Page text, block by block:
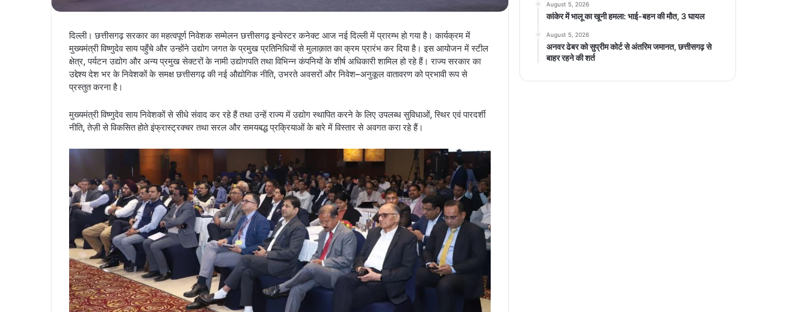
दिल्ली। छत्तीसगढ़ सरकार का महत्वपूर्ण निवेशक सम्मेलन छत्तीसगढ़ इन्वेस्टर कनेक्ट आज नई दिल्ली में प्रारम्भ हो गया है। कार्यक्रम में
मुख्यमंत्री विष्णुदेव साय पहुँचे और उन्होंने उद्योग जगत के प्रमुख प्रतिनिधियों से मुलाक़ात का क्रम प्रारंभ कर दिया है। इस आयोजन में स्टील
क्षेत्र, पर्यटन उद्योग और अन्य प्रमुख सेक्टरों के नामी उद्योगपति तथा विभिन्न कंपनियों के शीर्ष अधिकारी शामिल हो रहे हैं। राज्य सरकार का
उद्देश्य देश भर के निवेशकों के समक्ष छत्तीसगढ़ की नई औद्योगिक नीति, उभरते अवसरों और निवेश–अनुकूल वातावरण को प्रभावी रूप से
प्रस्तुत करना है।
मुख्यमंत्री विष्णुदेव साय निवेशकों से सीधे संवाद कर रहे हैं तथा उन्हें राज्य में उद्योग स्थापित करने के लिए उपलब्ध सुविधाओं, स्थिर एवं पारदर्शी
नीति, तेज़ी से विकसित होते इंफ्रास्ट्रक्चर तथा सरल और समयबद्ध प्रक्रियाओं के बारे में विस्तार से अवगत करा रहे हैं।
August 5, 2026
कांकेर में भालू का खूनी हमला: भाई-बहन की मौत, 3 घायल
August 5, 2026
अनवर ढेबर को सुप्रीम कोर्ट से अंतरिम जमानत, छत्तीसगढ़ से
बाहर रहने की शर्त